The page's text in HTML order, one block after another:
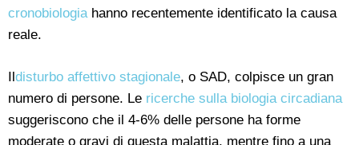
cronobiologiahanno recentemente identificato la causa
reale.
Ildisturbo affettivo stagionale, o SAD, colpisce un gran
numero di persone. Le ricerche sulla biologia circadiana
suggeriscono che il 4-6% delle persone ha forme
moderate o gravi di questa malattia, mentre fino a una